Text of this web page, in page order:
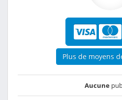
Plus de moyens
Aucune